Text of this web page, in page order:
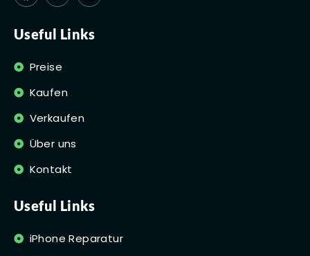
Useful Links
Preise
Kaufen
Verkaufen
Über uns
Kontakt
Useful Links
iPhone Reparatur